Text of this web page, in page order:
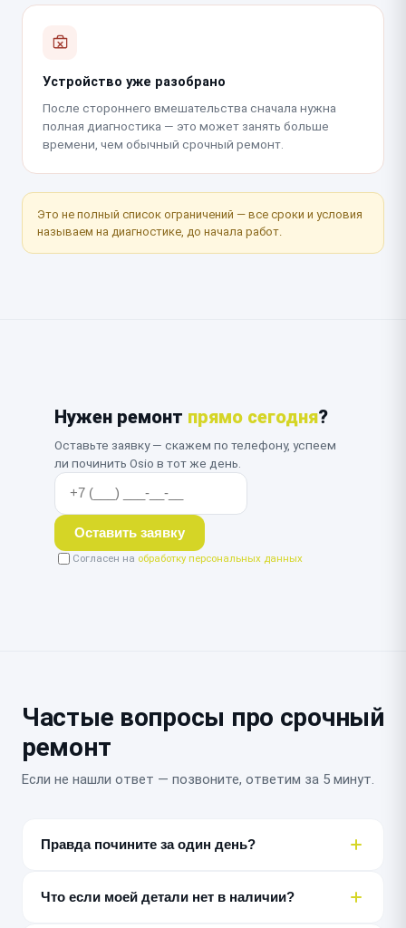
Устройство уже разобрано
После стороннего вмешательства сначала нужна
полная диагностика — это может занять больше
времени, чем обычный срочный ремонт.
Это не полный список ограничений — все сроки и условия
называем на диагностике, до начала работ.
Нужен ремонт прямо сегодня?
Оставьте заявку — скажем по телефону, успеем
ли починить Osio в тот же день.
Оставить заявку
Согласен на обработку персональных данных
Частые вопросы про срочный
ремонт
Если не нашли ответ — позвоните, ответим за 5 минут.
Правда почините за один день?
180 минут или несколько часов. Точный срок
Что если моей детали нет в наличии?